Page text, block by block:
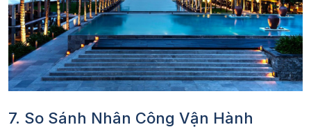
7. So Sánh Nhân Công Vận Hành